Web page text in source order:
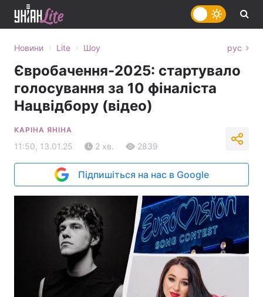
Новини › Lite › Шоу рус
Євробачення-2025: стартувало
голосування за 10 фіналіста
Нацвідбору (відео)
КАРІНА ЯНІНА
11:50, 13.01.25 2 хв. 2839
Підпишіться на нас в Google